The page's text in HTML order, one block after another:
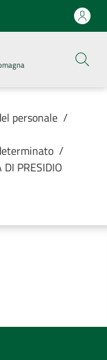
personale /
/
PRESIDIO